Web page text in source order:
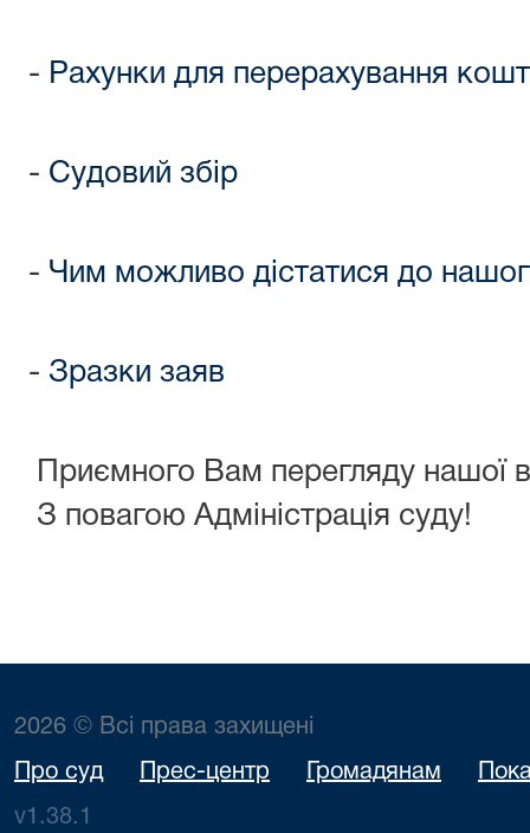
- Рахунки для перерахування
- Судовий збір
- Чим можливо дістатися до
- Зразки заяв
Приємного Вам перегляду нашої
З повагою Адміністрація суду!
2026 © Всі права захищені
Про суд Прес-центр Громадянам
v1.38.1